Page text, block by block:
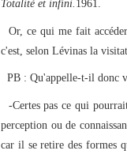
Totalité et infini. 1961.
Or, ce qui me fait
c'est, selon Lévinas la
PB : Qu'appelle-t-il donc
-Certes pas ce qui
perception ou de
car il se retire des formes